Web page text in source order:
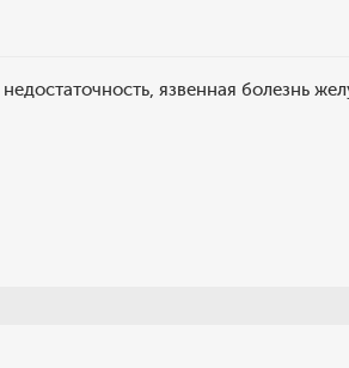
язвенная болезнь